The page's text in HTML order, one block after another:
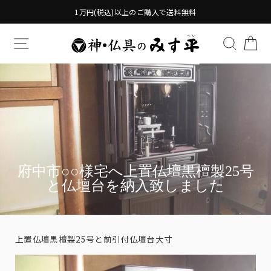
1万円(税込)以上のご購入で送料無料
TRANSLATION MISSING: 検索す
府中市○○様宅へ上置仏壇黒檀製25号
と仏壇台を納入致しました
上置仏壇黒檀製25号と前引付仏壇台大寸